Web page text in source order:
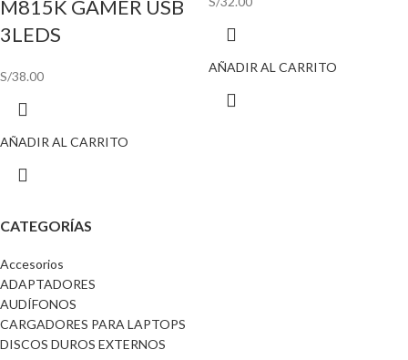
CATEGORÍAS
Accesorios
ADAPTADORES
AUDÍFONOS
CARGADORES PARA LAPTOPS
DISCOS DUROS EXTERNOS
M815K GAMER USB
3LEDS
S/38.00
AÑADIR AL CARRITO
AÑADIR AL CARRITO